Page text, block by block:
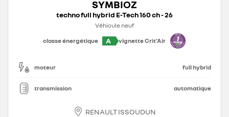
SYMBIOZ
techno full hybrid E-Tech 160 ch - 26
Véhicule neuf
classe énergétique
A vignette Crit'Air
moteur full hybrid
transmission automatique
RENAULT ISSOUDUN